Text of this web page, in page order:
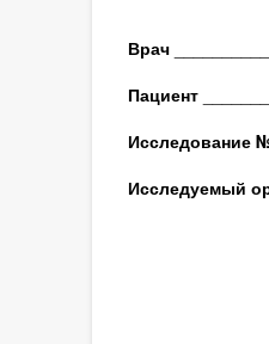
Врач
Пациент
Исследование №
Исследуемый